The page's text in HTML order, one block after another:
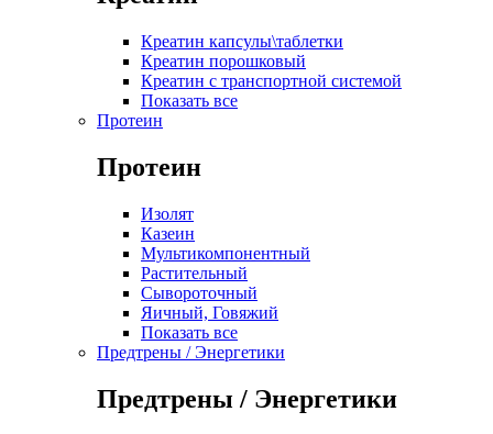
Креатин капсулы\таблетки
Креатин порошковый
Креатин с транспортной системой
Показать все
Протеин
Протеин
Изолят
Казеин
Мультикомпонентный
Растительный
Сывороточный
Яичный, Говяжий
Показать все
Предтрены / Энергетики
Предтрены / Энергетики